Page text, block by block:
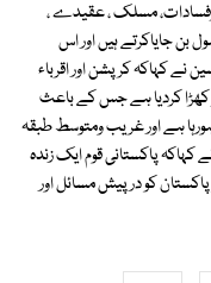
مسلک ، عقیدے ،
بن جایاکرتے ہیں اور اس
کہاکہ کرپشن اور اقرباء
کھڑا کردیا ہے جس کے باعث
ہے اور غریب ومتوسط طبقہ
پاکستانی قوم ایک زندہ
پاکستان کو درپیش مسائل اور